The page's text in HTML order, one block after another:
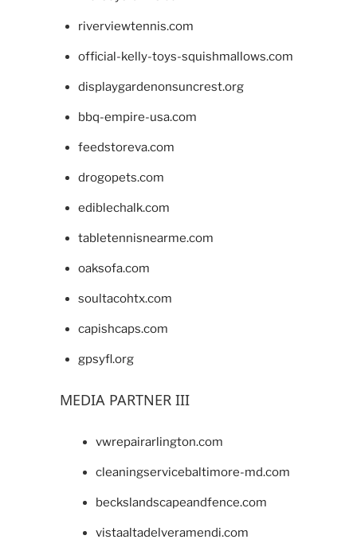
riverviewtennis.com
official-kelly-toys-squishmallows.com
displaygardenonsuncrest.org
bbq-empire-usa.com
feedstoreva.com
drogopets.com
ediblechalk.com
tabletennisnearme.com
oaksofa.com
soultacohtx.com
capishcaps.com
gpsyfl.org
MEDIA PARTNER III
vwrepairarlington.com
cleaningservicebaltimore-md.com
beckslandscapeandfence.com
vistaaltadelveramendi.com